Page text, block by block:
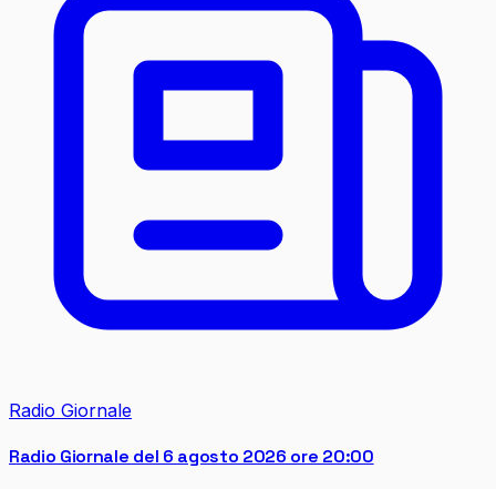
Radio Giornale
Radio Giornale del 6 agosto 2026 ore 20:00